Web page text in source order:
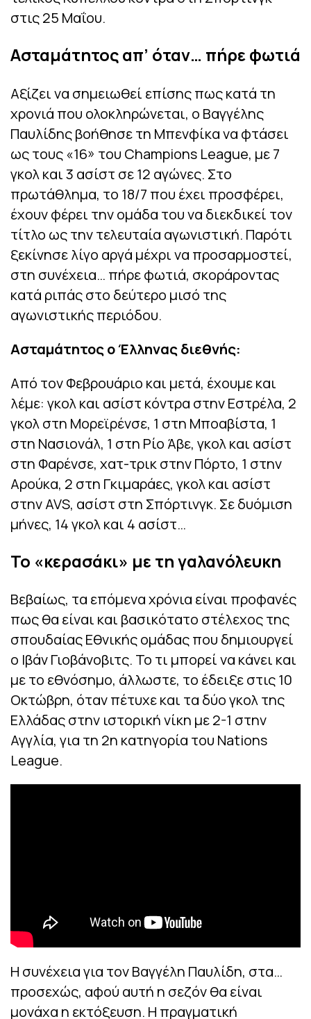
στις 25 Μαΐου.
Ασταμάτητος απ’ όταν… πήρε φωτιά
Αξίζει να σημειωθεί επίσης πως κατά τη
χρονιά που ολοκληρώνεται, ο Βαγγέλης
Παυλίδης βοήθησε τη Μπενφίκα να φτάσει
ως τους «16» του Champions League, με 7
γκολ και 3 ασίστ σε 12 αγώνες. Στο
πρωτάθλημα, το 18/7 που έχει προσφέρει,
έχουν φέρει την ομάδα του να διεκδικεί τον
τίτλο ως την τελευταία αγωνιστική. Παρότι
ξεκίνησε λίγο αργά μέχρι να προσαρμοστεί,
στη συνέχεια… πήρε φωτιά, σκοράροντας
κατά ριπάς στο δεύτερο μισό της
αγωνιστικής περιόδου.
Ασταμάτητος ο Έλληνας διεθνής:
Από τον Φεβρουάριο και μετά, έχουμε και
λέμε: γκολ και ασίστ κόντρα στην Εστρέλα, 2
γκολ στη Μορεϊρένσε, 1 στη Μποαβίστα, 1
στη Νασιονάλ, 1 στη Ρίο Άβε, γκολ και ασίστ
στη Φαρένσε, χατ-τρικ στην Πόρτο, 1 στην
Αρούκα, 2 στη Γκιμαράες, γκολ και ασίστ
στην AVS, ασίστ στη Σπόρτινγκ. Σε δυόμιση
μήνες, 14 γκολ και 4 ασίστ…
Το «κερασάκι» με τη γαλανόλευκη
Βεβαίως, τα επόμενα χρόνια είναι προφανές
πως θα είναι και βασικότατο στέλεχος της
σπουδαίας Εθνικής ομάδας που δημιουργεί
ο Ιβάν Γιοβάνοβιτς. Το τι μπορεί να κάνει και
με το εθνόσημο, άλλωστε, το έδειξε στις 10
Οκτώβρη, όταν πέτυχε και τα δύο γκολ της
Ελλάδας στην ιστορική νίκη με 2-1 στην
Αγγλία, για τη 2η κατηγορία του Nations
League.
Η συνέχεια για τον Βαγγέλη Παυλίδη, στα…
προσεχώς, αφού αυτή η σεζόν θα είναι
μονάχα η εκτόξευση. Η πραγματική